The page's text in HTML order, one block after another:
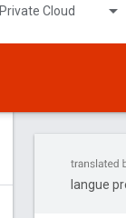
Private Cloud
langue